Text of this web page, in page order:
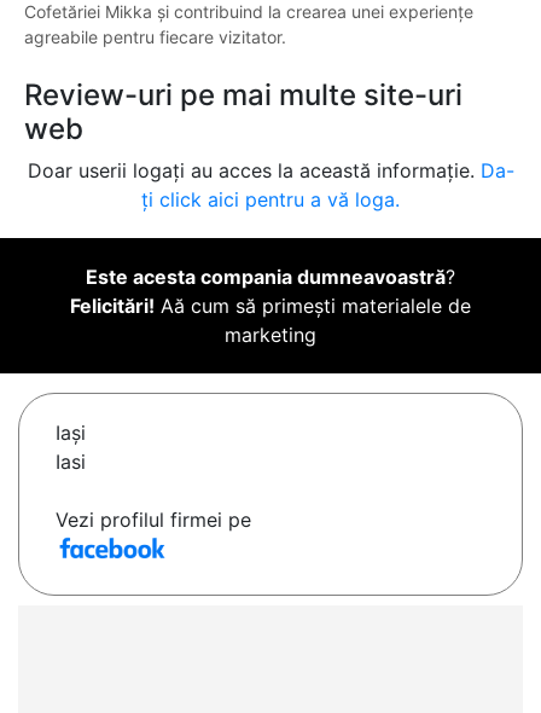
Cofetăriei Mikka și contribuind la crearea unei experiențe
agreabile pentru fiecare vizitator.
Review-uri pe mai multe site-uri
web
Doar userii logați au acces la această informație. Da-
ți click aici pentru a vă loga.
Este acesta compania dumneavoastră?
Felicitări! Aă cum să primești materialele de
marketing
Iaşi
Iasi
Vezi profilul firmei pe